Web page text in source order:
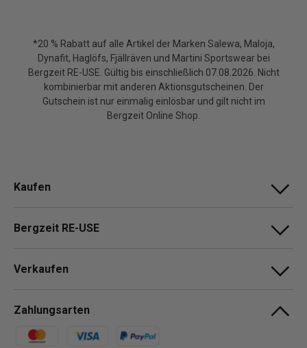
*20 % Rabatt auf alle Artikel der Marken Salewa, Maloja,
Dynafit, Haglöfs, Fjällräven und Martini Sportswear bei
Bergzeit RE-USE. Gültig bis einschließlich 07.08.2026. Nicht
kombinierbar mit anderen Aktionsgutscheinen. Der
Gutschein ist nur einmalig einlösbar und gilt nicht im
Bergzeit Online Shop.
Kaufen
Bergzeit RE-USE
Verkaufen
Zahlungsarten
Zahlungsmethoden